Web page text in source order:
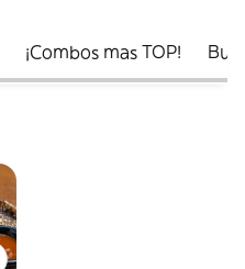
¡Combos mas TOP!